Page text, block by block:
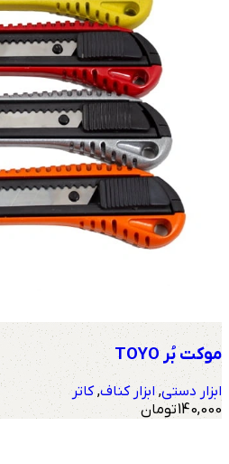
موکت‌ بُر TOYO
ابزار دستی,ابزار کناف,کاتر
140,000تومان